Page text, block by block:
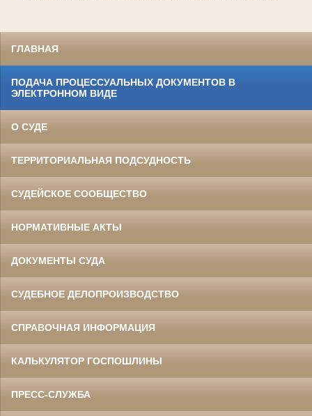
ГЛАВНАЯ
ПОДАЧА ПРОЦЕССУАЛЬНЫХ ДОКУМЕНТОВ В
ЭЛЕКТРОННОМ ВИДЕ
О СУДЕ
ТЕРРИТОРИАЛЬНАЯ ПОДСУДНОСТЬ
СУДЕЙСКОЕ СООБЩЕСТВО
НОРМАТИВНЫЕ АКТЫ
ДОКУМЕНТЫ СУДА
СУДЕБНОЕ ДЕЛОПРОИЗВОДСТВО
СПРАВОЧНАЯ ИНФОРМАЦИЯ
КАЛЬКУЛЯТОР ГОСПОШЛИНЫ
ПРЕСС-СЛУЖБА